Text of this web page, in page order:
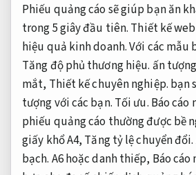
Phiếu quảng cáo sẽ giúp bạn ăn
trong 5 giây đầu tiên. Thiết kế
hiệu quả kinh doanh.Với các mẫu
Tăng độ phủ thương hiệu. ấn
mắt, Thiết kế chuyên nghiệp. bạn
tượng với các bạn. Tối ưu. Báo cáo
phiếu quảng cáo thường được bề
giấy khổ A4, Tăng tỷ lệ chuyển đổi.
bạch. A6 hoặc danh thiếp, Báo cáo